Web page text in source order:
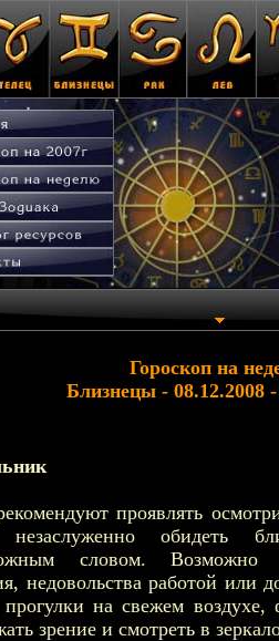
Гороскоп на
Близнецы - 08.12.2008 -
проявлять
обидеть
словом. Возможно
недовольства работой или
на свежем воздухе,
зрение и смотреть в